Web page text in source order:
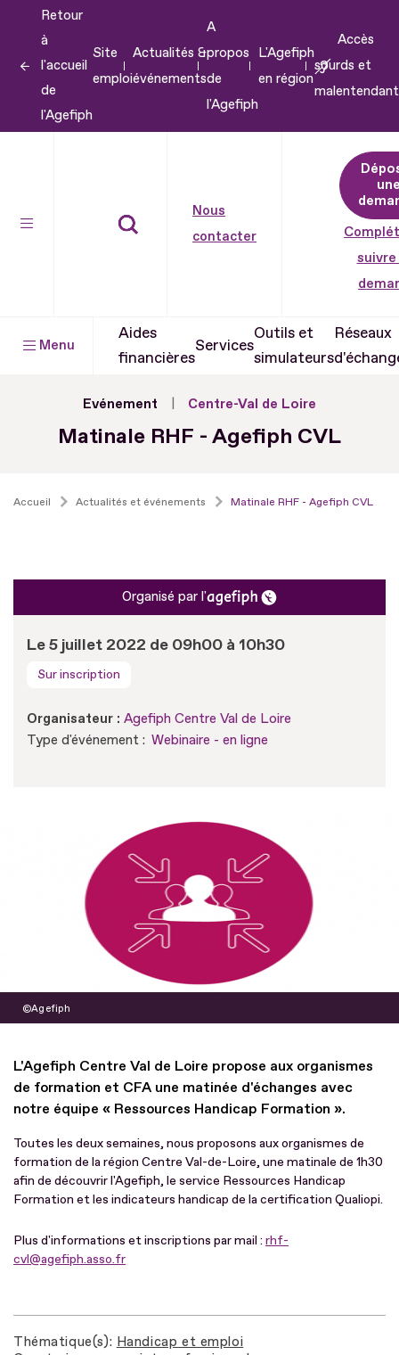
contenu
Retour
à
l'accueil
de
l'Agefiph
Site
emploi
Actualités &
événements
A
propos
de
l'Agefiph
L'Agefiph
en région
Accès
sourds et
Nous
contacter
suivre
Menu
Aides
financières
Services
Outils et
simulateurs
Réseaux
Evénement Centre-Val de Loire
Matinale RHF - Agefiph CVL
Accueil Actualités et événements Matinale RHF - Agefiph CVL
Organisé par l'
Le 5 juillet 2022 de 09h00 à 10h30
Sur inscription
Organisateur : Agefiph Centre Val de Loire
Type d'événement : Webinaire - en ligne
Agefiph
L'Agefiph Centre Val de Loire propose aux organismes
de formation et CFA une matinée d'échanges avec
notre équipe « Ressources Handicap Formation ».
Toutes les deux semaines, nous proposons aux organismes de
formation de la région Centre Val-de-Loire, une matinale de 1h30
afin de découvrir l'Agefiph, le service Ressources Handicap
Formation et les indicateurs handicap de la certification Qualiopi.
Plus d'informations et inscriptions par mail : rhf-
cvl@agefiph.asso.fr
Thématique(s) Handicap et emploi